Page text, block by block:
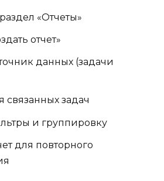
«Отчеты»
отчет»
данных (задачи
связанных задач
и группировку
для повторного